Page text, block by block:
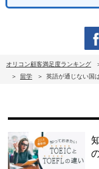
オリコン顧客満足度ランキング
留学
英語が通じない国